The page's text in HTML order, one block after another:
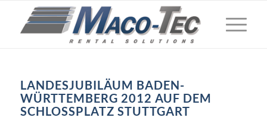
LANDESJUBILÄUM BADEN-
WÜRTTEMBERG 2012 AUF DEM
SCHLOSSPLATZ STUTTGART